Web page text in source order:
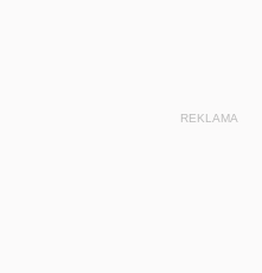
REKLAMA